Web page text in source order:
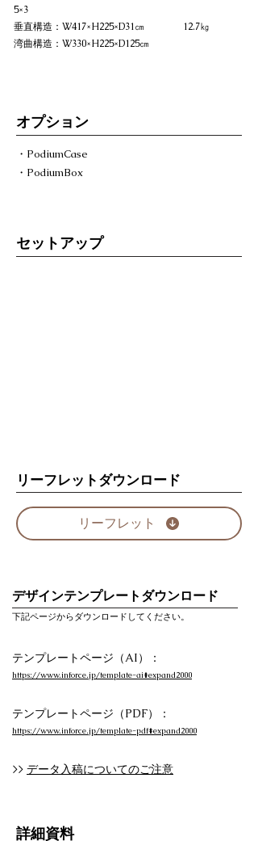
5×3
垂直構造：W417×H225×D31㎝ 12.7㎏
湾曲構造：W330×H225×D125㎝
オプション
・PodiumCase
・PodiumBox
セットアップ
リーフレットダウンロード
リーフレット
デザインテンプレートダウンロード
下記ページからダウンロードしてください。
テンプレートページ（AI）：
https://www.inforce.jp/template-ai#expand2000
テンプレートページ（PDF）：
https://www.inforce.jp/template-pdf#expand2000
>> データ入稿についてのご注意
詳細資料